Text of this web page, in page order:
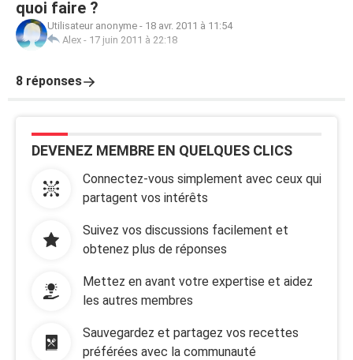
quoi faire ?
Utilisateur anonyme - 18 avr. 2011 à 11:54
Alex - 17 juin 2011 à 22:18
8 réponses
DEVENEZ MEMBRE EN QUELQUES CLICS
Connectez-vous simplement avec ceux qui
partagent vos intérêts
Suivez vos discussions facilement et
obtenez plus de réponses
Mettez en avant votre expertise et aidez
les autres membres
Sauvegardez et partagez vos recettes
préférées avec la communauté